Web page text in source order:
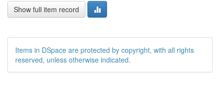
Show full item record
Items in DSpace are protected by copyright, with all rights
reserved, unless otherwise indicated.